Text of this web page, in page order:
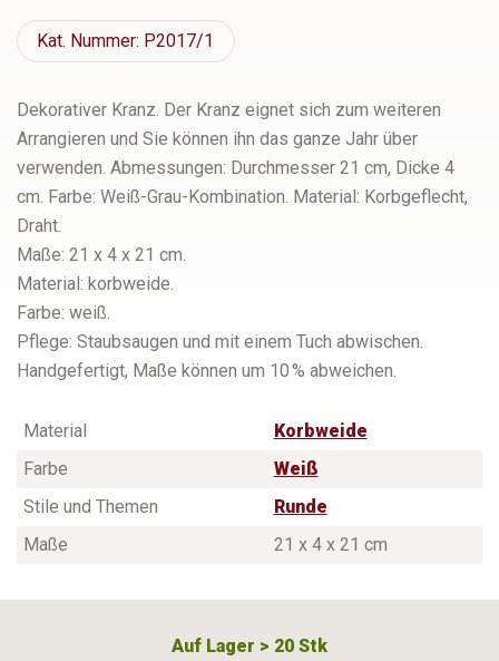
Kat. Nummer: P2017/1
Dekorativer Kranz. Der Kranz eignet sich zum weiteren
Arrangieren und Sie können ihn das ganze Jahr über
verwenden. Abmessungen: Durchmesser 21 cm, Dicke 4
cm. Farbe: Weiß-Grau-Kombination. Material: Korbgeflecht,
Draht.
Maße: 21 x 4 x 21 cm.
Material: korbweide.
Farbe: weiß.
Pflege: Staubsaugen und mit einem Tuch abwischen.
Handgefertigt, Maße können um 10 % abweichen.
Material
Korbweide
Farbe
Weiß
Stile und Themen
Runde
Maße
21 x 4 x 21 cm
Auf Lager > 20 Stk